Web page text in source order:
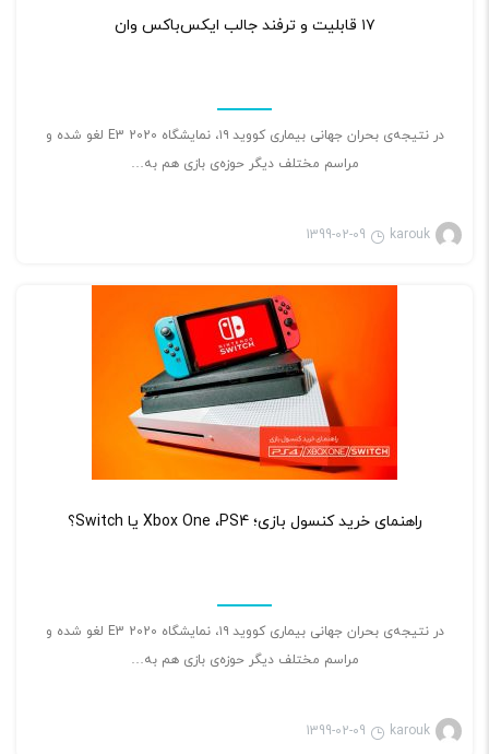
۱۷ قابلیت و ترفند جالب ایکس‌باکس وان
در نتیجه‌ی بحران جهانی بیماری کووید ۱۹، نمایشگاه E3 2020 لغو شده و
مراسم مختلف دیگر حوزه‌ی بازی هم به…
karouk
1399-02-09
راهنمای خرید کنسول بازی؛ Xbox One ،PS4 یا Switch؟
در نتیجه‌ی بحران جهانی بیماری کووید ۱۹، نمایشگاه E3 2020 لغو شده و
مراسم مختلف دیگر حوزه‌ی بازی هم به…
karouk
1399-02-09